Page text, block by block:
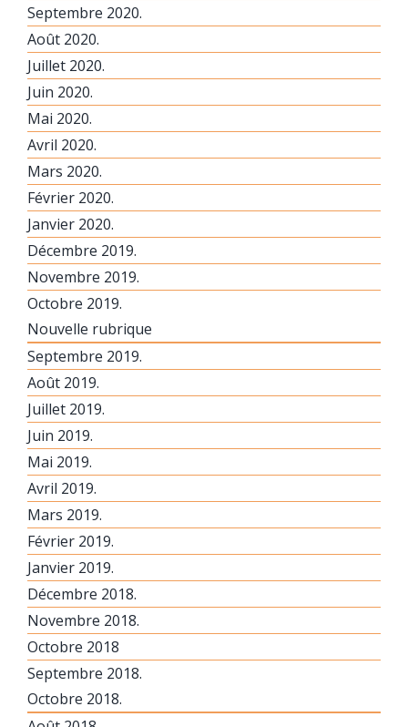
Septembre 2020.
Août 2020.
Juillet 2020.
Juin 2020.
Mai 2020.
Avril 2020.
Mars 2020.
Février 2020.
Janvier 2020.
Décembre 2019.
Novembre 2019.
Octobre 2019.
Nouvelle rubrique
Septembre 2019.
Août 2019.
Juillet 2019.
Juin 2019.
Mai 2019.
Avril 2019.
Mars 2019.
Février 2019.
Janvier 2019.
Décembre 2018.
Novembre 2018.
Octobre 2018
Septembre 2018.
Octobre 2018.